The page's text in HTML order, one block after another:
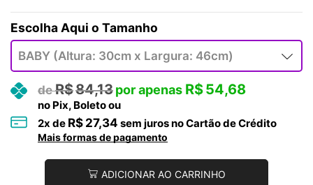
Tamanho
R$84,13 R$54,68
no Pix, Boleto ou
2x de R$ 27,34 sem juros no Cartão de Crédito
Mais formas de pagamento
ADICIONAR AO CARRINHO